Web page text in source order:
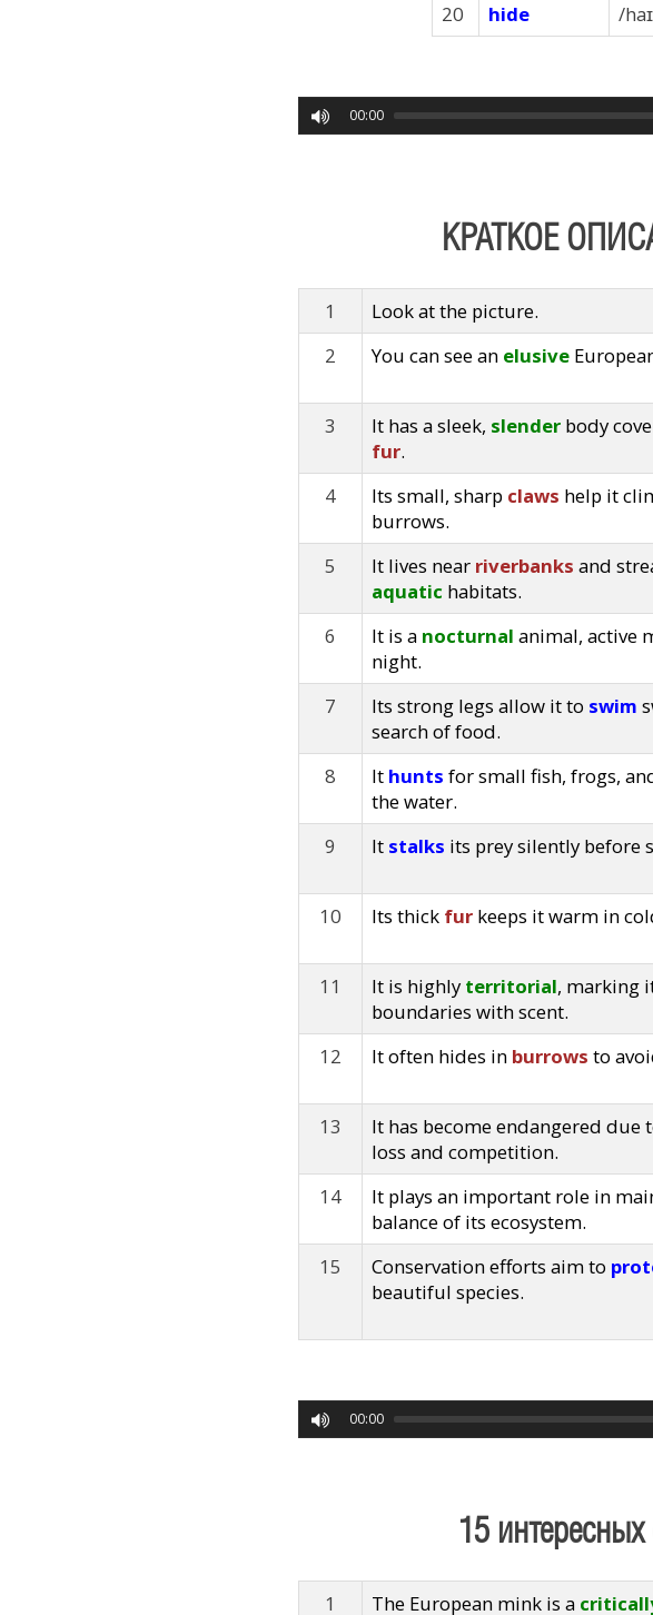
20
hide /
00:00
КРАТКОЕ
1 Look at the picture.
2
You can see an elusive
3
It has a sleek, slender body
fur.
4
Its small, sharp claws help it
burrows.
5
It lives near riverbanks and
aquatic habitats.
6
It is a nocturnal animal, active
night.
7
Its strong legs allow it to swim
search of food.
8
It hunts for small fish, frogs,
the water.
9
It stalks its prey silently before
10
Its thick fur keeps it warm in
11
It is highly territorial, marking
boundaries with scent.
12
It often hides in burrows to
13
It has become endangered due
loss and competition.
14
It plays an important role in
balance of its ecosystem.
15
Conservation efforts aim to
beautiful species.
00:00
15
1 The European mink is a